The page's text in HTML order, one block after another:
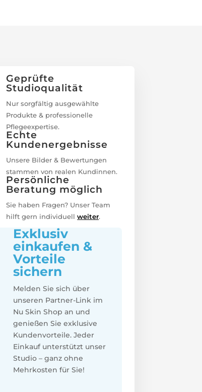
Geprüfte
Studioqualität
Nur sorgfältig ausgewählte
Produkte & professionelle
Pflegeexpertise.
Echte
Kundenergebnisse
Unsere Bilder & Bewertungen
stammen von realen Kundinnen.
Persönliche
Beratung möglich
Sie haben Fragen? Unser Team
hilft gern individuellweiter.
Exklusiv
einkaufen &
Vorteile
sichern
Melden Sie sich über
unseren Partner-Link im
Nu Skin Shop an und
genießen Sie exklusive
Kundenvorteile. Jeder
Einkauf unterstützt unser
Studio – ganz ohne
Mehrkosten für Sie!